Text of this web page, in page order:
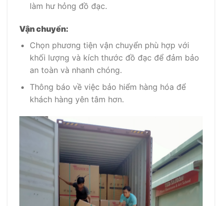
làm hư hỏng đồ đạc.
Vận chuyển:
Chọn phương tiện vận chuyển phù hợp với
khối lượng và kích thước đồ đạc để đảm bảo
an toàn và nhanh chóng.
Thông báo về việc bảo hiểm hàng hóa để
khách hàng yên tâm hơn.